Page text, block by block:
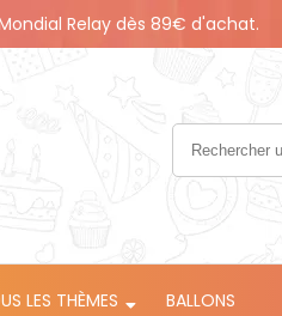
Relay dès 89€ d'achat.
LES THÈMES BALLONS